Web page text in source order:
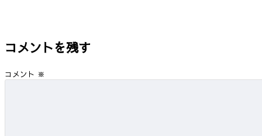
コメントを残す
コメント ※